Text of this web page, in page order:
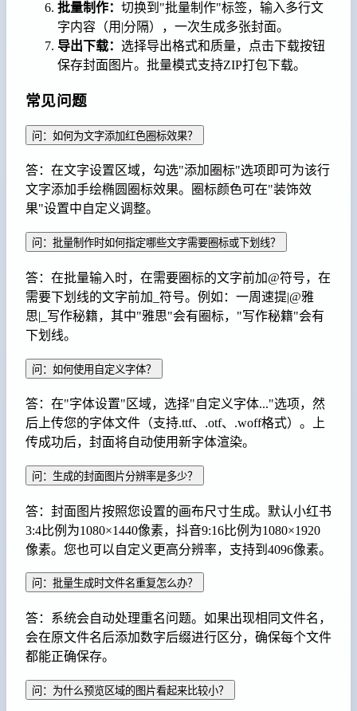
批量制作： 切换到"批量制作"标签，输入多行文
字内容（用|分隔），一次生成多张封面。
导出下载： 选择导出格式和质量，点击下载按钮
保存封面图片。批量模式支持ZIP打包下载。
常见问题
问：如何为文字添加红色圈标效果？
答：在文字设置区域，勾选"添加圈标"选项即可为该行
文字添加手绘椭圆圈标效果。圈标颜色可在"装饰效
果"设置中自定义调整。
问：批量制作时如何指定哪些文字需要圈标或下划线？
答：在批量输入时，在需要圈标的文字前加@符号，在
需要下划线的文字前加_符号。例如：一周速提|@雅
思|_写作秘籍，其中"雅思"会有圈标，"写作秘籍"会有
下划线。
问：如何使用自定义字体？
答：在"字体设置"区域，选择"自定义字体..."选项，然
后上传您的字体文件（支持.ttf、.otf、.woff格式）。上
传成功后，封面将自动使用新字体渲染。
问：生成的封面图片分辨率是多少？
答：封面图片按照您设置的画布尺寸生成。默认小红书
3:4比例为1080×1440像素，抖音9:16比例为1080×1920
像素。您也可以自定义更高分辨率，支持到4096像素。
问：批量生成时文件名重复怎么办？
答：系统会自动处理重名问题。如果出现相同文件名，
会在原文件名后添加数字后缀进行区分，确保每个文件
都能正确保存。
问：为什么预览区域的图片看起来比较小？